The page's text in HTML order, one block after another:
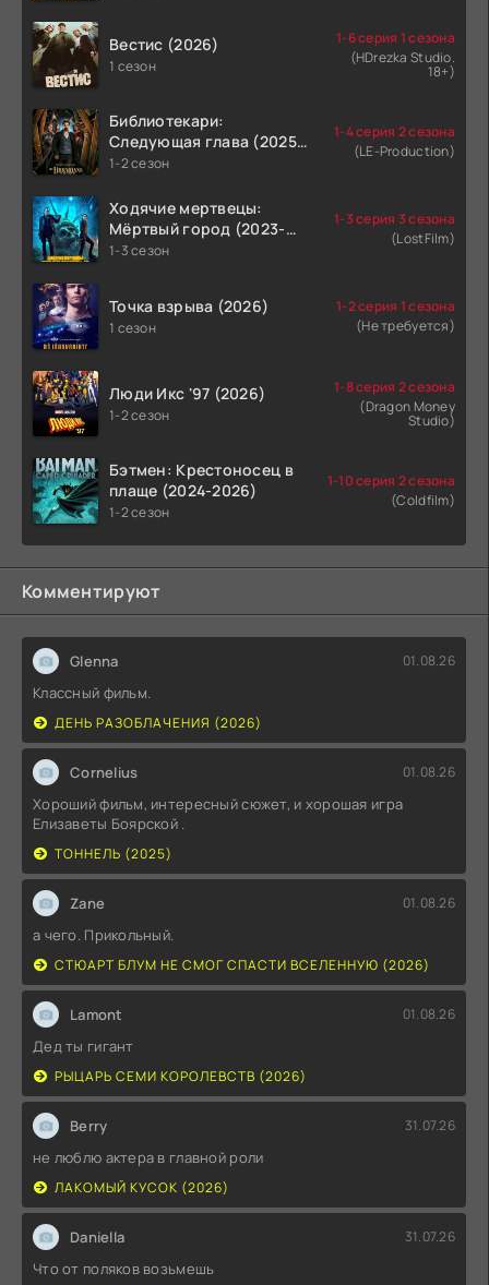
Вестис (2026)
1 сезон
1-6 серия 1 сезона
(HDrezka Studio.
18+)
Библиотекари:
Следующая глава (2025-
2026)
1-2 сезон
1-4 серия 2 сезона
(LE-Production)
Ходячие мертвецы:
Мёртвый город (2023-
2026)
1-3 сезон
1-3 серия 3 сезона
(LostFilm)
Точка взрыва (2026)
1 сезон
1-2 серия 1 сезона
(Не требуется)
Люди Икс '97 (2026)
1-2 сезон
1-8 серия 2 сезона
(Dragon Money
Studio)
Бэтмен: Крестоносец в
плаще (2024-2026)
1-2 сезон
1-10 серия 2 сезона
(Coldfilm)
Комментируют
Glenna 01.08.26
Классный фильм.
ДЕНЬ РАЗОБЛАЧЕНИЯ (2026)
Cornelius 01.08.26
Хороший фильм, интересный сюжет, и хорошая игра
Елизаветы Боярской .
ТОННЕЛЬ (2025)
Zane 01.08.26
а чего. Прикольный.
СТЮАРТ БЛУМ НЕ СМОГ СПАСТИ ВСЕЛЕННУЮ (2026)
Lamont 01.08.26
Дед ты гигант
РЫЦАРЬ СЕМИ КОРОЛЕВСТВ (2026)
Berry 31.07.26
не люблю актера в главной роли
ЛАКОМЫЙ КУСОК (2026)
Daniella 31.07.26
Что от поляков возьмешь